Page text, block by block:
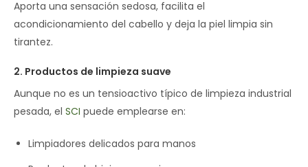
Aporta una sensación sedosa, facilita el
acondicionamiento del cabello y deja la piel limpia sin
tirantez.
2. Productos de limpieza suave
Aunque no es un tensioactivo típico de limpieza industrial
pesada, el SCI puede emplearse en:
Limpiadores delicados para manos